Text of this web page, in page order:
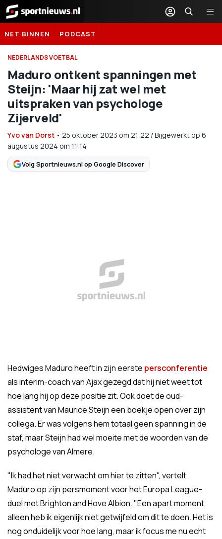
Sportnieuws.nl
NET BINNEN PODCAST
NEDERLANDS VOETBAL
Maduro ontkent spanningen met
Steijn: 'Maar hij zat wel met
uitspraken van psychologe
Zijerveld'
Yvo van Dorst • 25 oktober 2023 om 21:22 /Bijgewerkt op 6
augustus 2024 om 11:14
Volg Sportnieuws.nl op Google Discover
Hedwiges Maduro heeft in zijn eerste persconferentie
als interim-coach van Ajax gezegd dat hij niet weet tot
hoe lang hij op deze positie zit. Ook doet de oud-
assistent van Maurice Steijn een boekje open over zijn
collega. Er was volgens hem totaal geen spanning in de
staf, maar Steijn had wel moeite met de woorden van de
psychologe van Almere.
"Ik had het niet verwacht om hier te zitten", vertelt
Maduro op zijn persmoment voor het Europa League-
duel met Brighton and Hove Albion. "Een apart moment,
alleen heb ik eigenlijk niet getwijfeld om dit te doen. Het is
nog onduidelijk voor hoe lang, maar ik focus me nu echt